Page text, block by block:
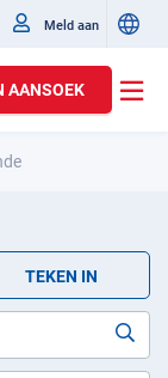
Meld aan
AANSOEK
TEKEN IN